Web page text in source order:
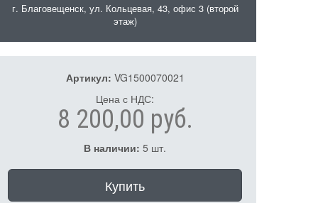
г. Благовещенск, ул. Кольцевая, 43, офис 3 (второй
этаж)
Артикул: VG1500070021
Цена с НДС:
8 200,00 руб.
В наличии: 5 шт.
Купить